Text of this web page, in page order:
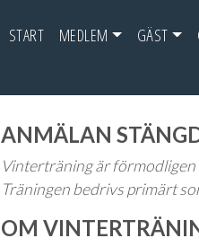
START MEDLEM GÄST
ANMÄLAN
Vinterträning är förmodligen
Träningen bedrivs primärt
OM